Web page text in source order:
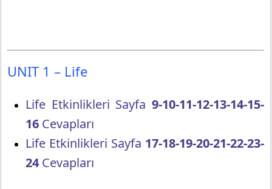
UNIT 1 – Life
Life Etkinlikleri Sayfa 9-10-11-12-13-14-15-
16 Cevapları
Life Etkinlikleri Sayfa 17-18-19-20-21-22-23-
24 Cevapları